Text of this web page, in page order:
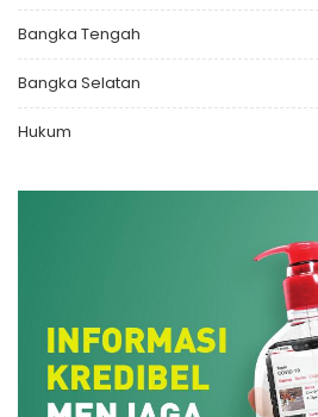
Bangka Tengah
Bangka Selatan
Hukum